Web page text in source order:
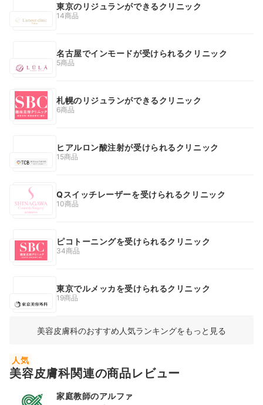
東京のリジュランができるクリニック
14商品
名古屋でインモードが受けられるクリニック
5商品
札幌のリジュランができるクリニック
6商品
ヒアルロン酸注射が受けられるクリニック
15商品
Qスイッチレーザーを受けられるクリニック
10商品
ピコトーニングを受けられるクリニック
34商品
東京でルメッカを受けられるクリニック
19商品
美容皮膚科のおすすめ人気ランキングをもっと見る
人気
美容皮膚科関連の商品レビュー
家庭教師のアルファ